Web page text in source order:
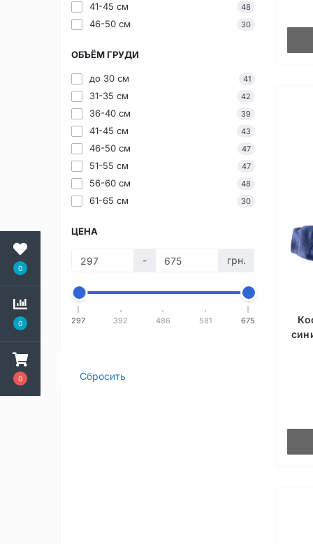
0
0
0
41-45 см 48
46-50 см 30
ОБЪЁМ ГРУДИ
до 30 см 41
31-35 см 42
36-40 см 39
41-45 см 43
46-50 см 47
51-55 см 47
56-60 см 48
61-65 см 30
ЦЕНА
- грн.
297 392 486 581 675
Сбросить